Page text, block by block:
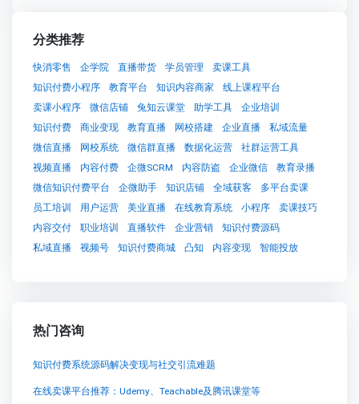
分类推荐
快消零售 企学院 直播带货 学员管理
卖课工具
知识付费小程序
教育平台 知识内容商家
线上课程平台
卖课小程序
微信店铺 兔知云课堂 助学工具
企业培训
知识付费
商业变现 教育直播 网校搭建 企业直播
私域流量
微信直播
网校系统 微信群直播 数据化运营
社群运营工具
视频直播
内容付费 企微SCRM 内容防盗 企业微信
教育录播
微信知识付费平台
企微助手 知识店铺 全域获客
多平台卖课
员工培训
用户运营 美业直播 在线教育系统 小程序
卖课技巧
内容交付
职业培训 直播软件 企业营销
知识付费源码
私域直播
视频号 知识付费商城 凸知 内容变现 智能投放
热门咨询
知识付费系统源码解决变现与社交引流难题
在线卖课平台推荐：Udemy、Teachable及腾讯课堂等